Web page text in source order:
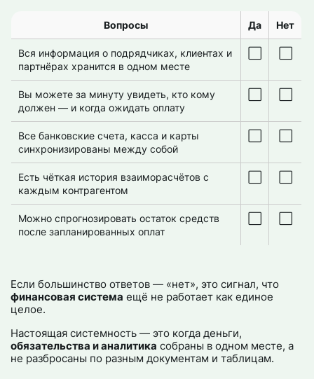
Вопросы Да Нет
Вся информация о подрядчиках, клиентах и
партнёрах хранится в одном месте
Вы можете за минуту увидеть, кто кому
должен — и когда ожидать оплату
Все банковские счета, касса и карты
синхронизированы между собой
Есть чёткая история взаиморасчётов с
каждым контрагентом
Можно спрогнозировать остаток средств
после запланированных оплат
Если большинство ответов — «нет», это сигнал, что
финансовая система ещё не работает как единое
целое.
Настоящая системность — это когда деньги,
обязательства и аналитика собраны в одном месте, а
не разбросаны по разным документам и таблицам.